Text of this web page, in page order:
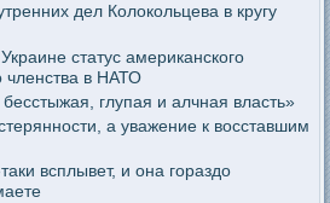
дел Колокольцева в кругу
статус американского
членства в НАТО
глупая и алчная власть»
а уважение к восставшим
всплывет, и она гораздо